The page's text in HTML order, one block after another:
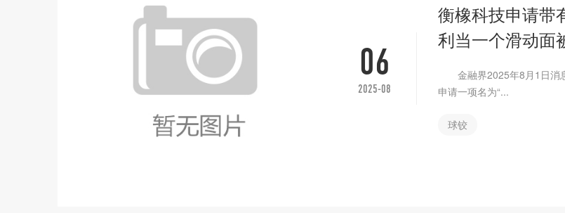
06
2025-08
衡橡科技申请带
利当一个滑动面
金融界2025年8月1日消
申请一项名为“...
球铰